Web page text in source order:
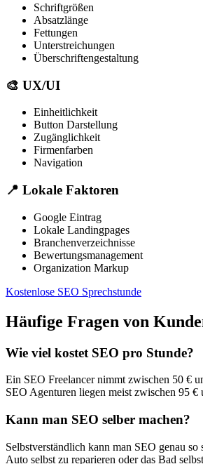
Schriftgrößen
Absatzlänge
Fettungen
Unterstreichungen
Überschriftengestaltung
🎨 UX/UI
Einheitlichkeit
Button Darstellung
Zugänglichkeit
Firmenfarben
Navigation
📍 Lokale Faktoren
Google Eintrag
Lokale Landingpages
Branchenverzeichnisse
Bewertungsmanagement
Organization Markup
Kostenlose SEO Sprechstunde
Häufige Fragen von
Wie viel kostet SEO pro Stunde?
Ein SEO Freelancer nimmt zwischen 50 €
SEO Agenturen liegen meist zwischen 95 €
Kann man SEO selber machen?
Selbstverständlich kann man SEO genau so
Auto selbst zu reparieren oder das Bad